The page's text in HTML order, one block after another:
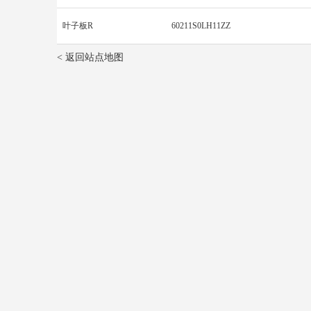
叶子板R 60211S0LH11ZZ
< 返回站点地图